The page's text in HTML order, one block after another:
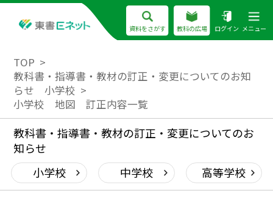
資料をさがす 教科の広場 ログイン メニュー
TOP
教科書・指導書・教材の訂正・変更についてのお知
らせ 小学校
小学校 地図 訂正内容一覧
教科書・指導書・教材の訂正・変更についてのお
知らせ
小学校
中学校 高等学校